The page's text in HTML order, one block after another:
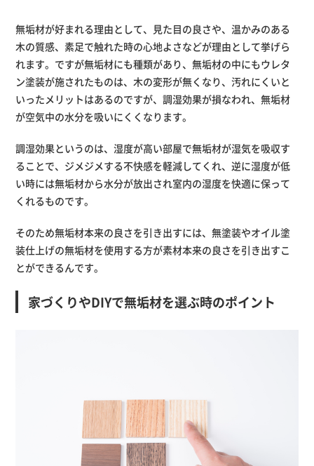
無垢材が好まれる理由として、見た目の良さや、温かみのある
木の質感、素足で触れた時の心地よさなどが理由として挙げら
れます。ですが無垢材にも種類があり、無垢材の中にもウレタ
ン塗装が施されたものは、木の変形が無くなり、汚れにくいと
いったメリットはあるのですが、調湿効果が損なわれ、無垢材
が空気中の水分を吸いにくくなります。
調湿効果というのは、湿度が高い部屋で無垢材が湿気を吸収す
ることで、ジメジメする不快感を軽減してくれ、逆に湿度が低
い時には無垢材から水分が放出され室内の湿度を快適に保って
くれるものです。
そのため無垢材本来の良さを引き出すには、無塗装やオイル塗
装仕上げの無垢材を使用する方が素材本来の良さを引き出すこ
とができるんです。
家づくりやDIYで無垢材を選ぶ時のポイント